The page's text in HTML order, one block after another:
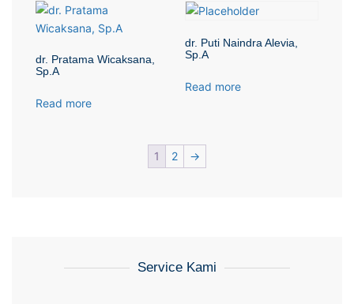
dr. Pratama Wicaksana,
Sp.A
Read more
dr. Puti Naindra Alevia,
Sp.A
Read more
1 2 →
Service Kami